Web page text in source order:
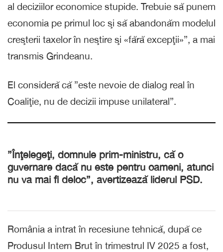
al deciziilor economice stupide. Trebuie să punem
economia pe primul loc şi să abandonăm modelul
creşterii taxelor în neştire şi «fără excepţii»”, a mai
transmis Grindeanu.
El consideră că ”este nevoie de dialog real în
Coaliţie, nu de decizii impuse unilateral”.
”Înţelegeţi, domnule prim-ministru, că o
guvernare dacă nu este pentru oameni, atunci
nu va mai fi deloc”, avertizează liderul PSD.
România a intrat în recesiune tehnică, după ce
Produsul Intern Brut în trimestrul IV 2025 a fost,